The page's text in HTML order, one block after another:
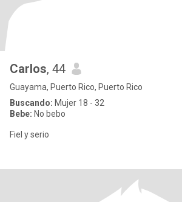
Carlos, 44
Guayama, Puerto Rico, Puerto Rico
Buscando: Mujer 18 - 32
Bebe: No bebo
Fiel y serio